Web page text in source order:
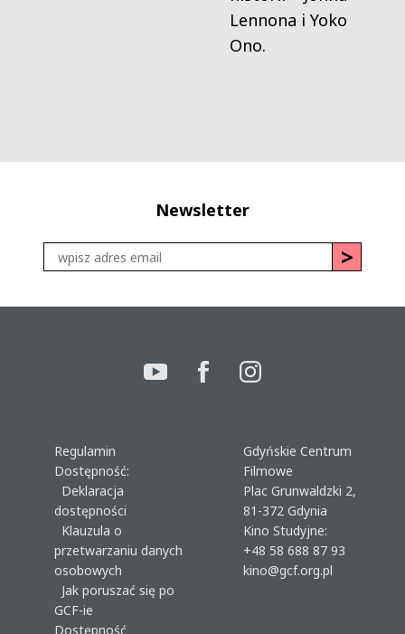
Lennona i Yoko
Ono.
Newsletter
Regulamin
Dostępność:
Deklaracja
dostępności
Klauzula o
przetwarzaniu danych
osobowych
Jak poruszać się po
GCF-ie
Dostępność
Gdyńskie Centrum
Filmowe
Plac Grunwaldzki 2,
81-372 Gdynia
Kino Studyjne:
+48 58 688 87 93
kino@gcf.org.pl